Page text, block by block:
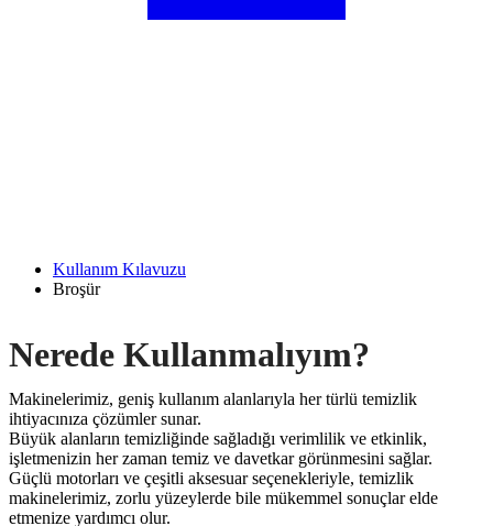
Kullanım Kılavuzu
Broşür
Nerede Kullanmalıyım?
Makinelerimiz, geniş kullanım alanlarıyla her türlü temizlik
ihtiyacınıza çözümler sunar.
Büyük alanların temizliğinde sağladığı verimlilik ve etkinlik,
işletmenizin her zaman temiz ve davetkar görünmesini sağlar.
Güçlü motorları ve çeşitli aksesuar seçenekleriyle, temizlik
makinelerimiz, zorlu yüzeylerde bile mükemmel sonuçlar elde
etmenize yardımcı olur.